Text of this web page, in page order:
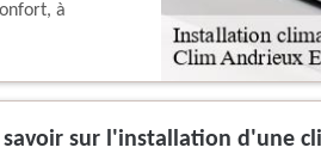
à
savoir sur l'installation d'une